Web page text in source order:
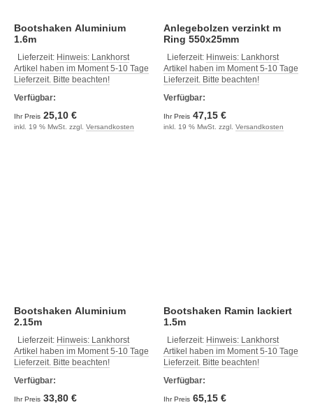
Bootshaken Aluminium
1.6m
Lieferzeit: Hinweis: Lankhorst
Artikel haben im Moment 5-10 Tage
Lieferzeit. Bitte beachten!
Verfügbar:
Ihr Preis 25,10 €
inkl. 19 % MwSt. zzgl. Versandkosten
Anlegebolzen verzinkt m
Ring 550x25mm
Lieferzeit: Hinweis: Lankhorst
Artikel haben im Moment 5-10 Tage
Lieferzeit. Bitte beachten!
Verfügbar:
Ihr Preis 47,15 €
inkl. 19 % MwSt. zzgl. Versandkosten
Bootshaken Aluminium
2.15m
Lieferzeit: Hinweis: Lankhorst
Artikel haben im Moment 5-10 Tage
Lieferzeit. Bitte beachten!
Verfügbar:
Ihr Preis 33,80 €
Bootshaken Ramin lackiert
1.5m
Lieferzeit: Hinweis: Lankhorst
Artikel haben im Moment 5-10 Tage
Lieferzeit. Bitte beachten!
Verfügbar:
Ihr Preis 65,15 €